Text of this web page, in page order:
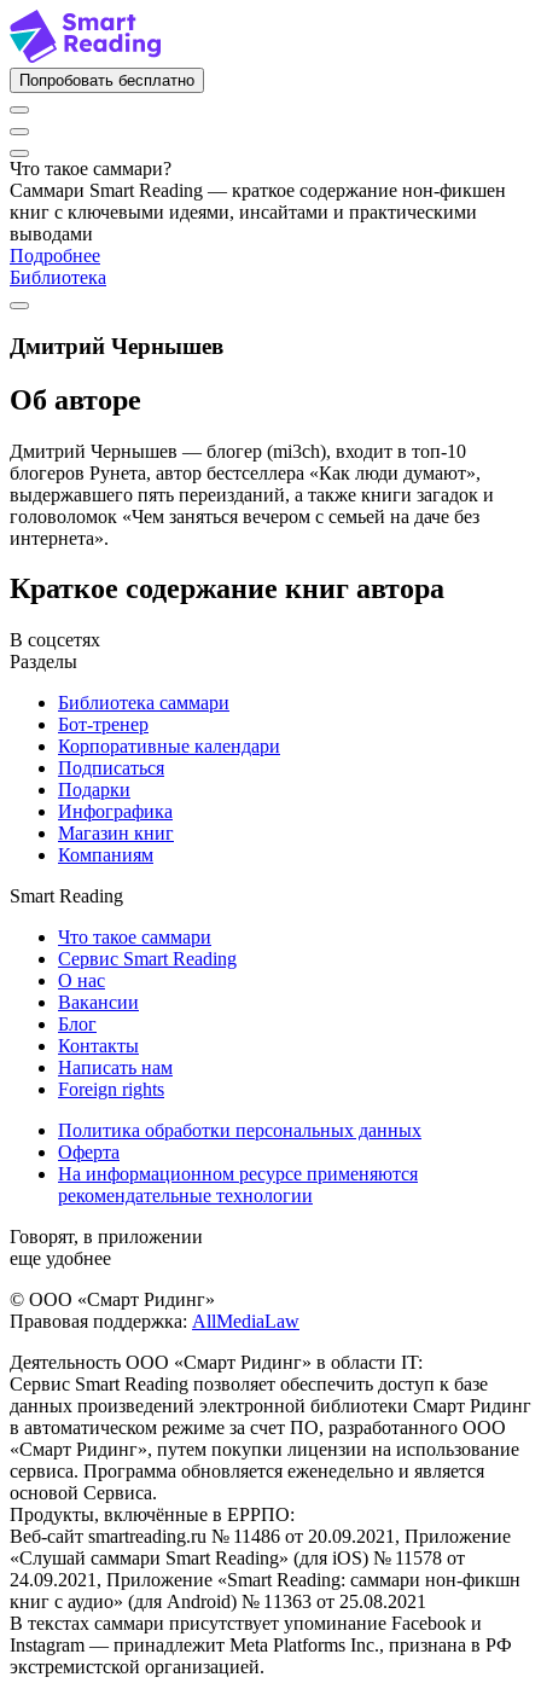
Попробовать бесплатно
Что такое саммари?
Саммари Smart Reading — краткое содержание нон-фикшен
книг с ключевыми идеями, инсайтами и практическими
выводами
Подробнее
Библиотека
Дмитрий Чернышев
Об авторе
Дмитрий Чернышев — блогер (mi3ch), входит в топ-10
блогеров Рунета, автор бестселлера «Как люди думают»,
выдержавшего пять переизданий, а также книги загадок и
головоломок «Чем заняться вечером с семьей на даче без
интернета».
Краткое содержание книг автора
В соцсетях
Разделы
Библиотека саммари
Бот-тренер
Корпоративные календари
Подписаться
Подарки
Инфографика
Магазин книг
Компаниям
Smart Reading
Что такое саммари
Сервис Smart Reading
О нас
Вакансии
Блог
Контакты
Написать нам
Foreign rights
Политика обработки персональных данных
Оферта
На информационном ресурсе применяются
рекомендательные технологии
Говорят, в приложении
еще удобнее
© ООО «Смарт Ридинг»
Правовая поддержка: AllMediaLaw
Деятельность ООО «Смарт Ридинг» в области IT:
Сервис Smart Reading позволяет обеспечить доступ к базе
данных произведений электронной библиотеки Смарт Ридинг
в автоматическом режиме за счет ПО, разработанного ООО
«Смарт Ридинг», путем покупки лицензии на использование
сервиса. Программа обновляется еженедельно и является
основой Сервиса.
Продукты, включённые в ЕРРПО:
Веб-сайт smartreading.ru № 11486 от 20.09.2021, Приложение
«Слушай саммари Smart Reading» (для iOS) № 11578 от
24.09.2021, Приложение «Smart Reading: саммари нон-фикшн
книг с аудио» (для Android) № 11363 от 25.08.2021
В текстах саммари присутствует упоминание Facebook и
Instagram — принадлежит Meta Platforms Inc., признана в РФ
экстремистской организацией.